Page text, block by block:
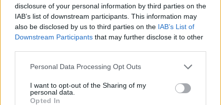
disclosure of your personal information by third parties on the
IAB’s list of downstream participants. This information may
also be disclosed by us to third parties on the IAB’s List of
Downstream Participants that may further disclose it to other
Personal Data Processing Opt Outs
I want to opt-out of the Sharing of my
personal data.
Opted In